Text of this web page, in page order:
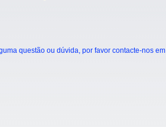
questão ou dúvida, por favor contacte-nos em